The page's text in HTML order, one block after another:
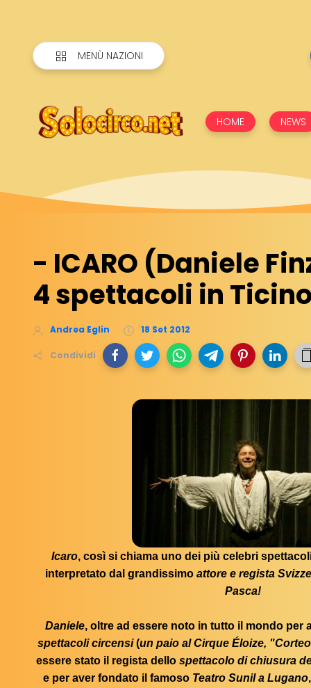
MENÙ NAZIONI
HOME NEWS
- ICARO (Daniele
4 spettacoli in
Andrea Eglin 18 Set 2012
Condividi
Icaro, così si chiama uno dei più celebri
interpretato dal grandissimoattore e regista
Pasca!
Daniele, oltre ad essere noto in tutto il mondo per
spettacoli circensi(un paio al Cirque Éloize,
essere stato il regista dellospettacolo di chiusura
e per aver fondato il famosoTeatro Sunil a Lugano